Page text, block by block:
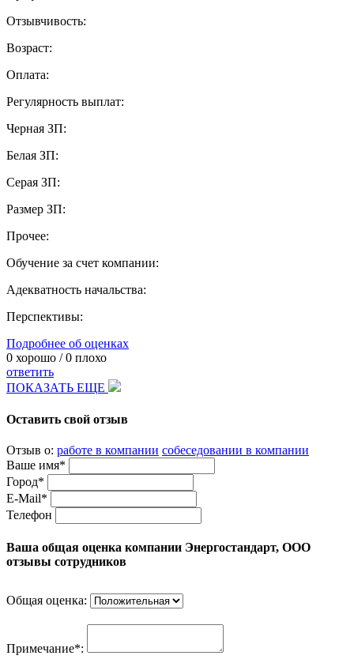
Отзывчивость:
Возраст:
Оплата:
Регулярность выплат:
Черная ЗП:
Белая ЗП:
Серая ЗП:
Размер ЗП:
Прочее:
Обучение за счет компании:
Адекватность начальства:
Перспективы:
Подробнее об оценках
0 хорошо /0 плохо
ответить
ПОКАЗАТЬ ЕЩЕ
Оставить свой отзыв
Отзыв о: работе в компании собеседовании в компании
Ваше имя*
Город*
E-Mail*
Телефон
Ваша общая оценка компании Энергостандарт, ООО
отзывы сотрудников
Общая оценка:
Примечание*: